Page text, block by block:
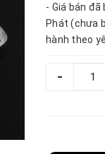
- Giá bán đã
Phát (chưa
hành theo
-